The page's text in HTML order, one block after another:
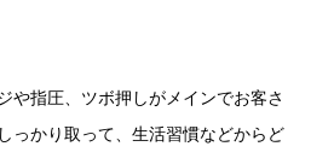
や指圧、ツボ押しがメインでお客さ
っかり取って、生活習慣などからど